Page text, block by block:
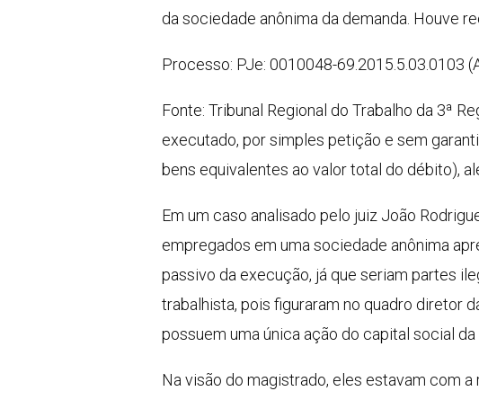
da sociedade anônima da demanda. Houve
Processo: PJe: 0010048-69.2015.5.03.0103
Fonte: Tribunal Regional do Trabalho da 3ª
executado, por simples petição e sem
bens equivalentes ao valor total do débito),
Em um caso analisado pelo juiz João
empregados em uma sociedade anônima
passivo da execução, já que seriam partes
trabalhista, pois figuraram no quadro diretor
possuem uma única ação do capital social da
Na visão do magistrado, eles estavam com